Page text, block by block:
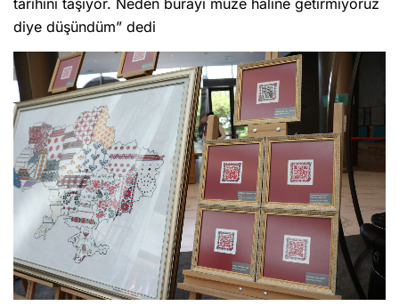
tarihini taşıyor. Neden burayı müze haline getirmiyoruz
diye düşündüm” dedi